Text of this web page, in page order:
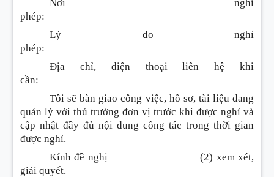
Nơi nghỉ
phép:
Lý do nghỉ
phép:
Địa chỉ, điện thoại liên hệ khi
cần:
Tôi sẽ bàn giao công việc, hồ sơ, tài liệu đang
quản lý với thủ trưởng đơn vị trước khi được nghỉ và
cập nhật đầy đủ nội dung công tác trong thời gian
được nghỉ.
Kính đề nghị
(2) xem xét,
giải quyết.